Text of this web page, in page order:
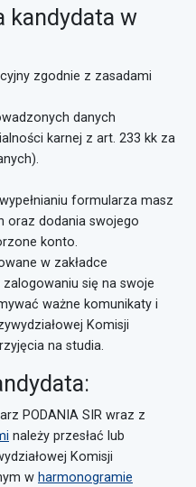
kandydata w
zgodnie z zasadami
danych
karnej z art. 233 kk za
formularza masz
oraz dodania swojego
konto.
w zakładce
się na swoje
ważne komunikaty i
Komisji
na studia.
PODANIA SIR wraz z
należy przesłać lub
Komisji
w harmonogramie